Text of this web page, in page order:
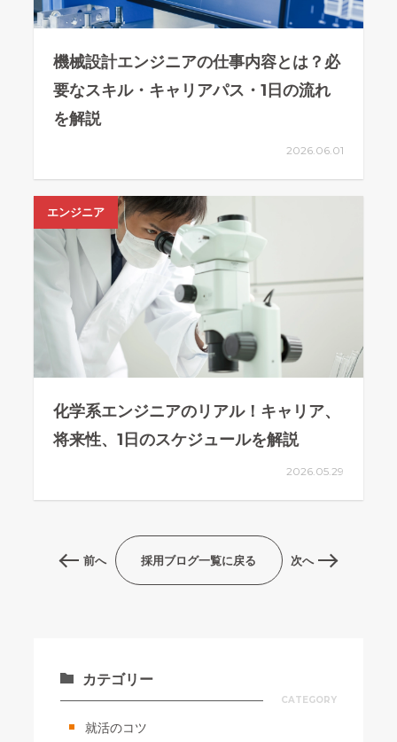
機械設計エンジニアの仕事内容とは？必
要なスキル・キャリアパス・1日の流れ
を解説
2026.06.01
エンジニア
化学系エンジニアのリアル！キャリア、
将来性、1日のスケジュールを解説
2026.05.29
前へ 採用ブログ一覧に戻る 次へ
カテゴリー
CATEGORY
就活のコツ